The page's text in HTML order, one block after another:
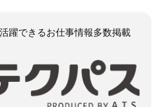
躍できるお仕事情報多数掲載